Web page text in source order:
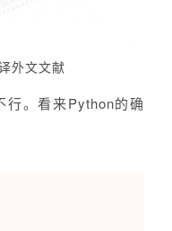
外文文献
行。看来Python的确